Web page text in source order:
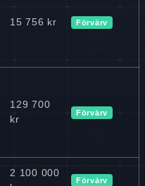
15 756 kr Förvärv
129 700
kr
Förvärv
2 100 000
Förvärv